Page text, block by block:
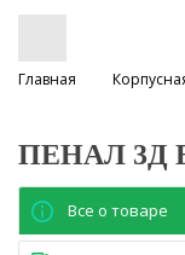
Главная
ПЕНАЛ 3Д
Все о товаре